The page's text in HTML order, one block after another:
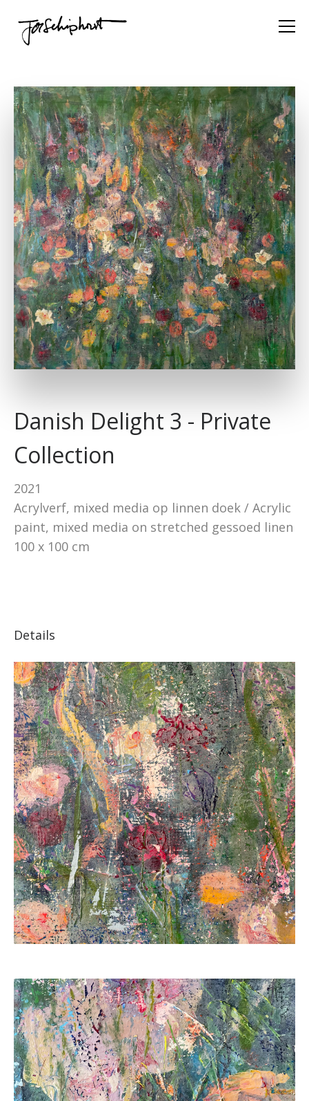
Danish Delight 3 - Private
Collection
2021
Acrylverf, mixed media op linnen doek / Acrylic
paint, mixed media on stretched gessoed linen
100 x 100 cm
Details